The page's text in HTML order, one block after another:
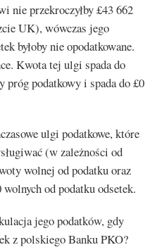
nie przekroczyłby £43 662
UK), wówczas jego
byłoby nie opodatkowane.
Kwota tej ulgi spada do
próg podatkowy i spada do £0
ulgi podatkowe, które
(w zależności od
wolnej od podatku oraz
od podatku odsetek.
jego podatków, gdy
z polskiego Banku PKO?